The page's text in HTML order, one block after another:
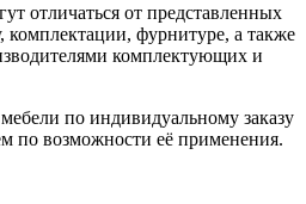
отличаться от представленных
комплектации, фурнитуре, а также
комплектующих и
по индивидуальному заказу
по возможности её применения.